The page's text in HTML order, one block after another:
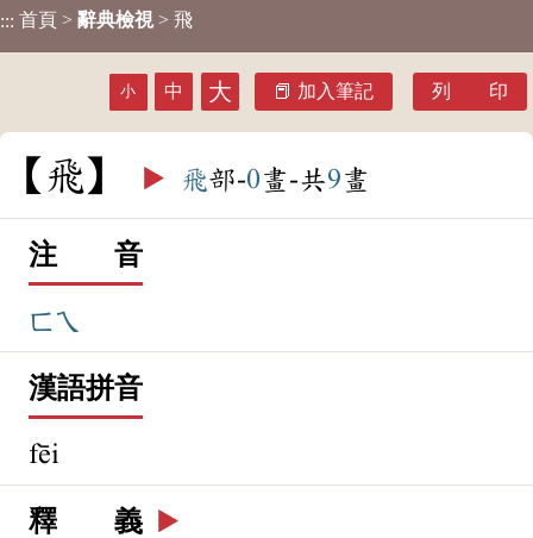
::: 首頁 > 辭典檢視 > 飛
小 中 大 加入筆記 列 印
飛 ▶️ 飛部-0畫-共9畫
注 音
ㄈㄟ
漢語拼音
fēi
釋 義 ▶️